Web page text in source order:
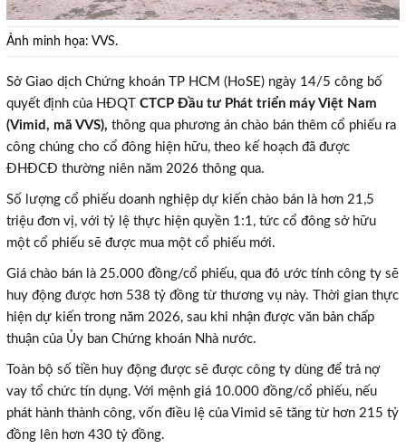
Ảnh minh họa: VVS.
Sở Giao dịch Chứng khoán TP HCM (HoSE) ngày 14/5 công bố
quyết định của HĐQT CTCP Đầu tư Phát triển máy Việt Nam
(Vimid, mã VVS), thông qua phương án chào bán thêm cổ phiếu ra
công chúng cho cổ đông hiện hữu, theo kế hoạch đã được
ĐHĐCĐ thường niên năm 2026 thông qua.
Số lượng cổ phiếu doanh nghiệp dự kiến chào bán là hơn 21,5
triệu đơn vị, với tỷ lệ thực hiện quyền 1:1, tức cổ đông sở hữu
một cổ phiếu sẽ được mua một cổ phiếu mới.
Giá chào bán là 25.000 đồng/cổ phiếu, qua đó ước tính công ty sẽ
huy động được hơn 538 tỷ đồng từ thương vụ này. Thời gian thực
hiện dự kiến trong năm 2026, sau khi nhận được văn bản chấp
thuận của Ủy ban Chứng khoán Nhà nước.
Toàn bộ số tiền huy động được sẽ được công ty dùng để trả nợ
vay tổ chức tín dụng. Với mệnh giá 10.000 đồng/cổ phiếu, nếu
phát hành thành công, vốn điều lệ của Vimid sẽ tăng từ hơn 215 tỷ
đồng lên hơn 430 tỷ đồng.